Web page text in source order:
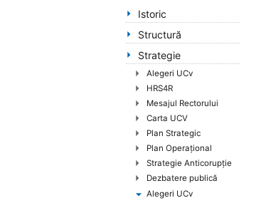
Istoric
Structură
Strategie
Alegeri UCv
HRS4R
Mesajul Rectorului
Carta UCV
Plan Strategic
Plan Operaţional
Strategie Anticorupţie
Dezbatere publică
Alegeri UCv